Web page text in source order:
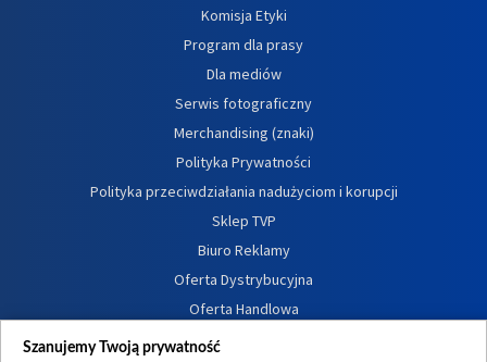
Komisja Etyki
Program dla prasy
Dla mediów
Serwis fotograficzny
Merchandising (znaki)
Polityka Prywatności
Polityka przeciwdziałania nadużyciom i korupcji
Sklep TVP
Biuro Reklamy
Oferta Dystrybucyjna
Oferta Handlowa
Dostępność
Szanujemy Twoją prywatność